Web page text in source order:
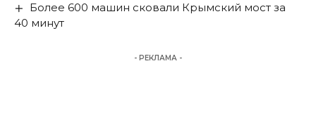
Более 600 машин сковали Крымский мост за
40 минут
- РЕКЛАМА -